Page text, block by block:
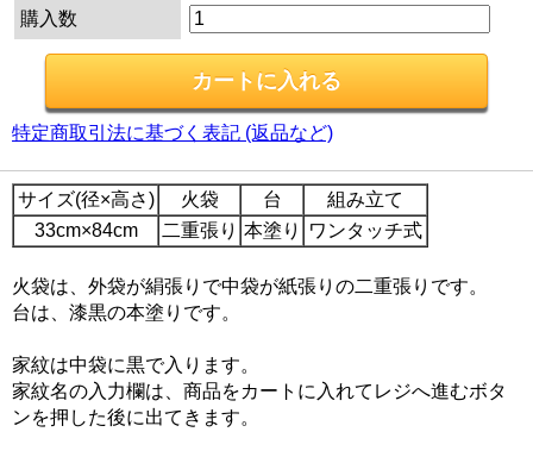
購入数
特定商取引法に基づく表記 (返品など)
サイズ(径×高さ) 火袋 台
組み立て
33cm×84cm
二重張り 本塗り ワンタッチ式
火袋は、外袋が絹張りで中袋が紙張りの二重張りです。
台は、漆黒の本塗りです。
家紋は中袋に黒で入ります。
家紋名の入力欄は、商品をカートに入れてレジへ進むボタ
ンを押した後に出てきます。